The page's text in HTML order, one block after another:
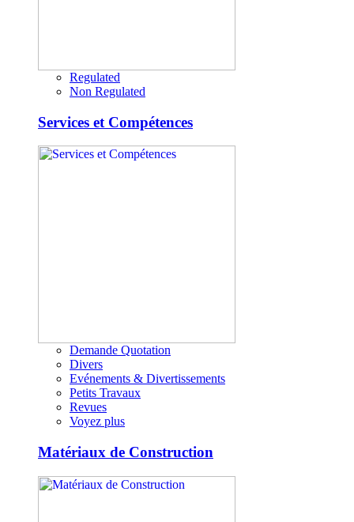
Regulated
Non Regulated
Services et Compétences
Demande Quotation
Divers
Evénements & Divertissements
Petits Travaux
Revues
Voyez plus
Matériaux de Construction